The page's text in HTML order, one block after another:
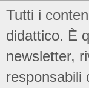
Tutti i
didattico. È
newsletter,
responsabili